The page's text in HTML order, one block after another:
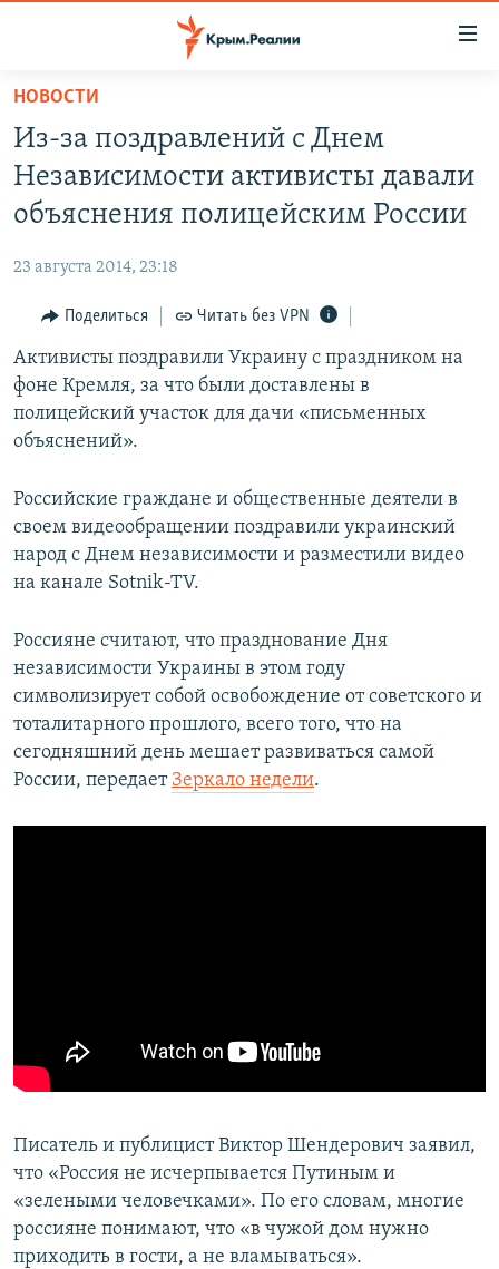
Вернуться
основному
содержанию
Вернутся
главной
навигации
Вернутся
поиску
СПЕЦПРОЕКТЫ
ГРУЗ 200
11 ЛЕТ ОККУПАЦИИ КРЫМА. 11 ИСТОРИЙ СОПРОТИВЛЕНИЯ
ВОДА
ЕЩЕ
ИНТЕРАКТИВ
ИНФОГРАФИКА
ТЕЛЕПРОЕКТ КРЫМ.РЕАЛИИ
СОВЕТЫ ПРАВОЗАЩИТНИКОВ
ПОБЕДИТЕЛЕЙ НЕ СУДЯТ?
КРЫМ.НЕПОКОРЕННЫЙ
УКРАИНСКАЯ ПРОБЛЕМА КРЫМА
РАДІО СВОБОДА
КАК ОБОЙТИ БЛОКИРОВКУ
Українською
ПРИСОЕДИНЯЙТЕСЬ!
Все сайты RFE/RL
НОВОСТИ
Из-за поздравлений с Днем
Независимости активисты давали
объяснения полицейским России
23 августа 2014, 23:18
Поделиться Читать без VPN
Активисты поздравили Украину с праздником на
фоне Кремля, за что были доставлены в
полицейский участок для дачи «письменных
объяснений».
Российские граждане и общественные деятели в
своем видеообращении поздравили украинский
народ с Днем независимости и разместили видео
на канале Sotnik-TV.
Россияне считают, что празднование Дня
независимости Украины в этом году
символизирует собой освобождение от советского и
тоталитарного прошлого, всего того, что на
сегодняшний день мешает развиваться самой
России, передает Зеркало недели.
Писатель и публицист Виктор Шендерович заявил,
что «Россия не исчерпывается Путиным и
«зелеными человечками». По его словам, многие
россияне понимают, что «в чужой дом нужно
приходить в гости, а не вламываться».